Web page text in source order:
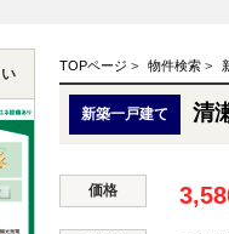
TOPページ > 物件検索 >
新築一戸建て 清
価格